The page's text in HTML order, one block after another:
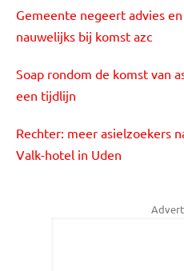
Gemeente negeert advies
nauwelijks bij komst azc
Soap rondom de komst van
een tijdlijn
Rechter: meer asielzoekers
Valk-hotel in Uden